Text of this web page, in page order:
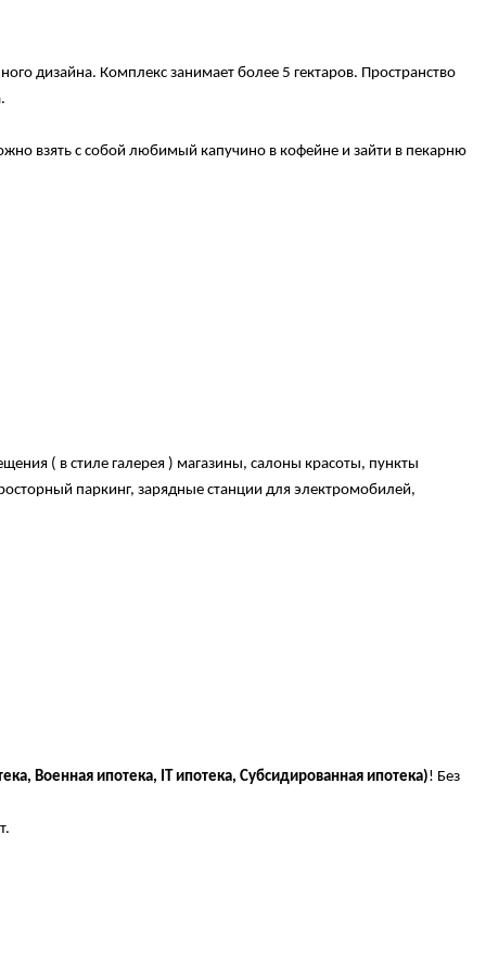
дизайна. Комплекс занимает более 5 гектаров. Пространство
взять с собой любимый капучино в кофейне и зайти в пекарню
( в стиле галерея ) магазины, салоны красоты, пункты
паркинг, зарядные станции для электромобилей,
Военная ипотека, IT ипотека, Субсидированная ипотека)! Без